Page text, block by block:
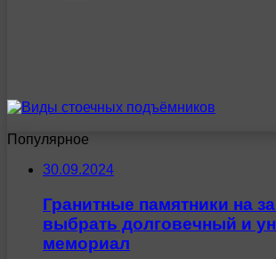
Популярное
30.09.2024
Гранитные памятники на
выбрать долговечный и
мемориал